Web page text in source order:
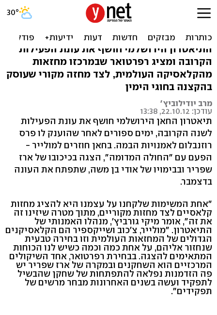
עונה חדשה בחאן: קלאסיקות
וימין קיצוני
התיאטרון הירושלמי חושף את עונת הפעילות
הקרובה ומציג רפרטואר שבמרכזו מחזאות
מהקלאסיקה העולמית, לצד מחזה מקורי שעוסק
בהקצנה בחוגי הימין
מרב יודילוביץ'
עודכן: 22.10.12, 13:38
תיאטרון החאן הירושלמי חושף את עונת הפעילות
לשנה הקרובה, ימים ספורים לאחר שהוענק לו פרס
רוזנבלום לאמנויות הבמה. בחאן חוזרים למולייר -
הפעם עם "החולה המדומה", הצגה בכיכובו של ארז
שפריר ובבימויו של אודי בן משה, שתפתח את העונה
בדצמבר.
"אחת המשימות שלקחנו על עצמנו היא להציג מחזות
קלאסיים לצד מחזות מקוריים, מתוך מטרה שיזינו זה
את זה", אומר מיקי גורביץ', מנהלו האמנותי של
התיאטרון. "מולייר, צ'כוב ושייקספיר הם הקלאסיקנים
הגדולים של המחזאות העולמית וזו בחירה טבעית
שנחזור אליהם, על אחת כמה וכמה כשיש לנו הכוחות
המתאימים להצגה. בבחירת רפרטואר, אחד השיקולים
המרכזיים הוא השחקנים ובמקרה של ארז שפריר יש
פה הזדמנות נפלאה להתפתחות של שחקן שהבשיל
לתפקיד ועשה בשנים האחרונות מבחר מרשים של
תפקידים".